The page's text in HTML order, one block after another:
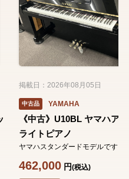
掲載日：2026年08月05日
中古品 YAMAHA
《中古》U10BL ヤマハア
ライトピアノ
ヤマハスタンダードモデルです。
462,000円(税込)